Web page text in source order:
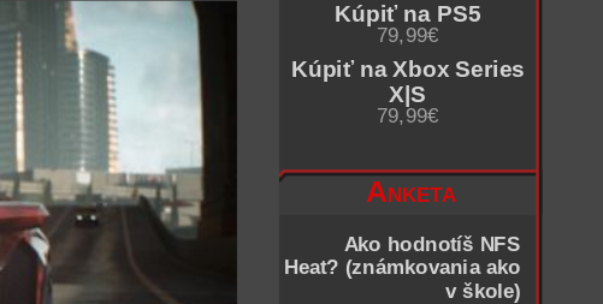
Kúpiť na PS5
79,99€
Kúpiť na Xbox Series
X|S
79,99€
Anketa
Ako hodnotíš NFS
Heat? (známkovania ako
v škole)